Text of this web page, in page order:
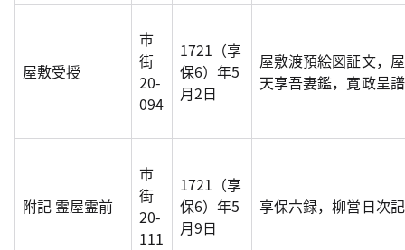
屋敷受授
市
街
20-
094
1721（享
保6）年5
月2日
屋敷渡預絵図証文，
天享吾妻鑑，寛政呈譜
附記 霊屋霊前
市
街
20-
111
1721（享
保6）年5
月9日
享保六録，柳営日次記